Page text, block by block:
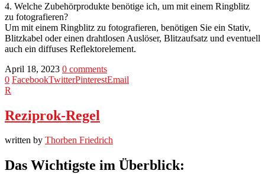
4. Welche Zubehörprodukte benötige ich, um mit einem Ringblitz
zu fotografieren?
Um mit einem Ringblitz zu fotografieren, benötigen Sie ein Stativ,
Blitzkabel oder einen drahtlosen Auslöser, Blitzaufsatz und eventuell
auch ein diffuses Reflektorelement.
April 18, 2023 0 comments
0 FacebookTwitterPinterestEmail
R
Reziprok-Regel
written by Thorben Friedrich
Das Wichtigste im Überblick: